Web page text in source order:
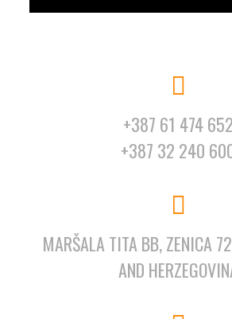
+387 61 474 652
+387 32 240
MARŠALA TITA BB, ZENICA
AND